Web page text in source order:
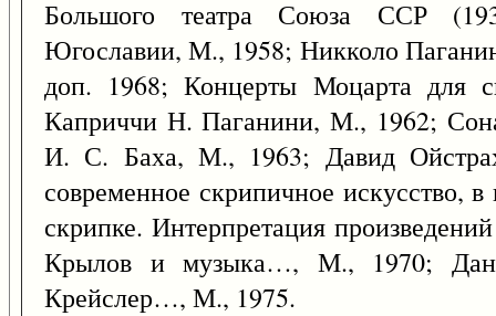
Большого театра Союза ССР
Югославии, М., 1958; Никколо
доп. 1968; Концерты Моцарта для
Каприччи Н. Паганини, М., 1962;
И. С. Баха, М., 1963; Давид
современное скрипичное
скрипке. Интерпретация
Крылов и музыка…, М., 1970;
Крейслер…, М., 1975.